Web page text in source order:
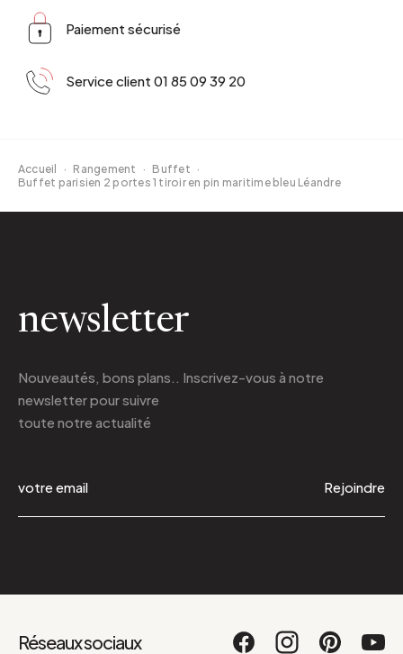
Paiement sécurisé
Service client 01 85 09 39 20
Accueil · Rangement · Buffet ·
Buffet parisien 2 portes 1 tiroir en pin maritime bleu Léandre
newsletter
Nouveautés, bons plans.. Inscrivez-vous à notre
newsletterpour suivre
toute notre actualité
Rejoindre
Réseaux sociaux